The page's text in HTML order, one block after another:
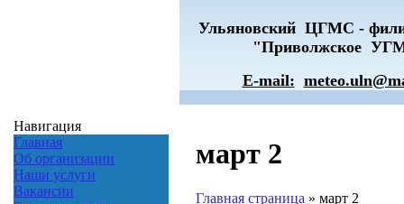
Ульяновский ЦГМС -
"Приволжское
E-mail:
Навигация
Главная
Об организации
Наши услуги
Вакансии
март 2
Главная страница » март 2